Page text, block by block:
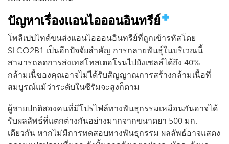
ปัญหาเรื่องแอนไอออนอินทรีย์
โพลีเปปไทด์ขนส่งแอนไอออนอินทรีย์ที่ถูกเข้ารหัสโดย
SLCO2B1 เป็นอีกปัจจัยสำคัญ การกลายพันธุ์ในบริเวณนี้
สามารถลดการส่งเทสโทสเตอโรนไปยังเซลล์ได้ถึง 40%
กล้ามเนื้ของคุณอาจไม่ได้รับสัญญาณการสร้างกล้ามเนื้อที่
สมบูรณ์แม้ว่าระดับในซีรัมจะสูงก็ตาม
ผู้ชายปกติสองคนที่มีโปรไฟล์ทางพันธุกรรมเหมือนกันอาจได้
รับผลลัพธ์ที่แตกต่างกันอย่างมากจากขนาดยา 500 มก.
เดียวกัน หากไม่มีการทดสอบทางพันธุกรรม ผลลัพธ์อาจแสดง